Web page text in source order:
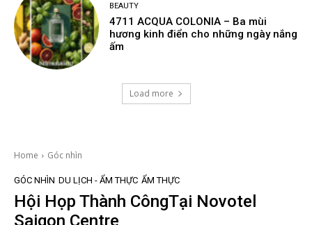
BEAUTY
4711 ACQUA COLONIA – Ba mùi
hương kinh điển cho những ngày nắng
ấm
Load more